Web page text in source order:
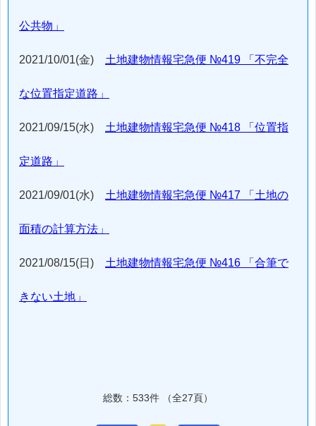
公共物」
2021/10/01(金) 土地建物情報宅急便 №419 「不完全
な位置指定道路」
2021/09/15(水) 土地建物情報宅急便 №418 「位置指
定道路」
2021/09/01(水) 土地建物情報宅急便 №417 「土地の
面積の計算方法」
2021/08/15(日) 土地建物情報宅急便 №416 「合筆で
きない土地」
総数：533件 （全27頁）